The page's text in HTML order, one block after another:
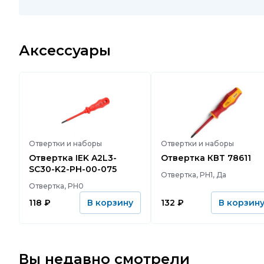
Аксессуары
Отвертки и наборы
Отвертка IEK A2L3-
SC30-K2-PH-00-075
Отвертка, PH0
118 ₽ В корзину
Отвертки и наборы
Отвертка КВТ 78611
Отвертка, PH1, Да
132 ₽ В корзину
Вы недавно смотрели